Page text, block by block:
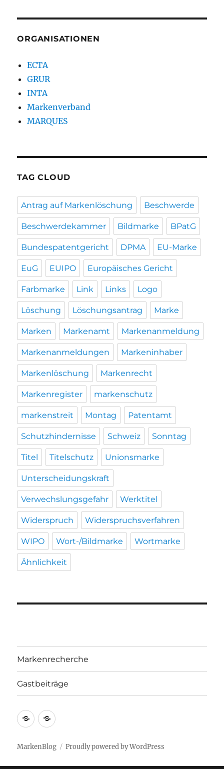
ORGANISATIONEN
ECTA
GRUR
INTA
Markenverband
MARQUES
TAG CLOUD
Antrag auf Markenlöschung Beschwerde
Beschwerdekammer Bildmarke BPatG
Bundespatentgericht DPMA EU-Marke
EuG EUIPO Europäisches Gericht
Farbmarke Link Links Logo
Löschung Löschungsantrag Marke
Marken Markenamt Markenanmeldung
Markenanmeldungen Markeninhaber
Markenlöschung Markenrecht
Markenregister markenschutz
markenstreit Montag Patentamt
Schutzhindernisse Schweiz Sonntag
Titel Titelschutz Unionsmarke
Unterscheidungskraft
Verwechslungsgefahr Werktitel
Widerspruch Widerspruchsverfahren
WIPO Wort-/Bildmarke Wortmarke
Ähnlichkeit
Markenrecherche
Gastbeiträge
Markenrecherche
Gastbeiträge
MarkenBlog Proudly powered by WordPress